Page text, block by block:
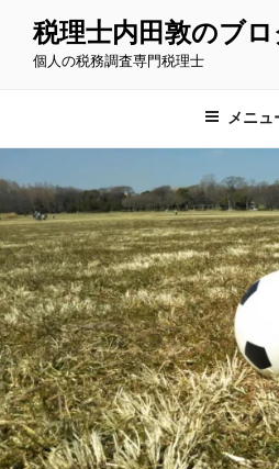
キ
ッ
プ
税理士内田敦のブ
個人の税務調査専門税理士
メニュ